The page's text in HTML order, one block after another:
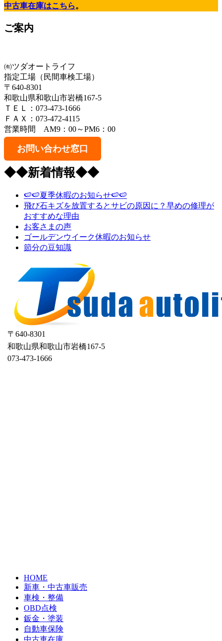
中古車在庫はこちら。
ご案内
㈲ツダオートライフ
指定工場（民間車検工場）
〒640-8301
和歌山県和歌山市岩橋167-5
ＴＥＬ：073-473-1666
ＦＡＸ：073-472-4115
営業時間 AM9：00～PM6：00
お問い合わせ窓口
◆◆新着情報◆◆
🍉🍉夏季休暇のお知らせ🍉🍉
飛び石キズを放置するとサビの原因に？早めの修理が
おすすめな理由
お客さまの声
ゴールデンウイーク休暇のお知らせ
節分の豆知識
〒640-8301
和歌山県和歌山市岩橋167-5
073-473-1666
HOME
新車・中古車販売
車検・整備
OBD点検
鈑金・塗装
自動車保険
中古車在庫